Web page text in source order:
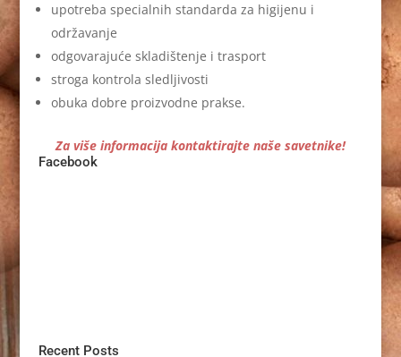
upotreba specialnih standarda za higijenu i
održavanje
odgovarajuće skladištenje i trasport
stroga kontrola sledljivosti
obuka dobre proizvodne prakse.
Za više informacija kontaktirajte naše savetnike!
Facebook
Recent Posts